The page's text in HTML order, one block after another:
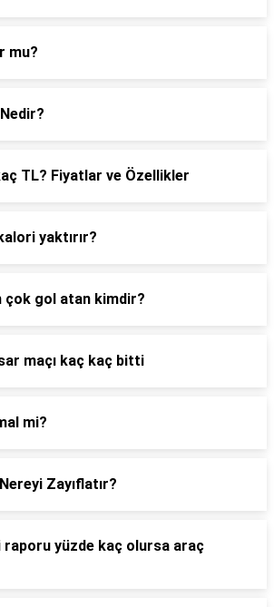
mu?
TL? Fiyatlar ve Özellikler
yaktırır?
çok gol atan kimdir?
maçı kaç kaç bitti
mi?
Zayıflatır?
yüzde kaç olursa araç